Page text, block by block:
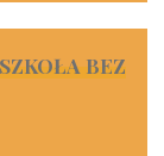
BEZ